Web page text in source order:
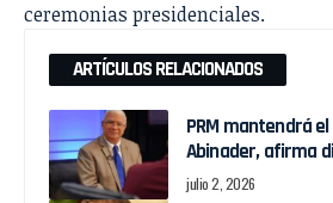
ceremonias presidenciales.
ARTÍCULOS RELACIONADOS
PRM mantendrá
Abinader, afirma
julio 2, 2026